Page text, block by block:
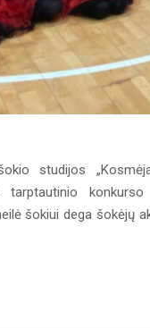
studijos
konkurso
šokiui dega